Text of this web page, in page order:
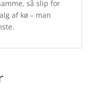
så slip for
af kø – man